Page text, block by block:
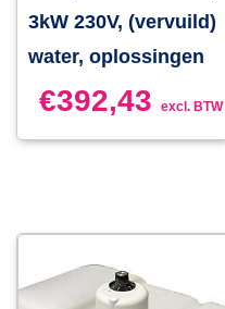
3kW 230V, (vervuild)
water, oplossingen
€392,43 excl. BTW